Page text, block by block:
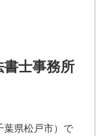
書士事務所
葉県松戸市）で